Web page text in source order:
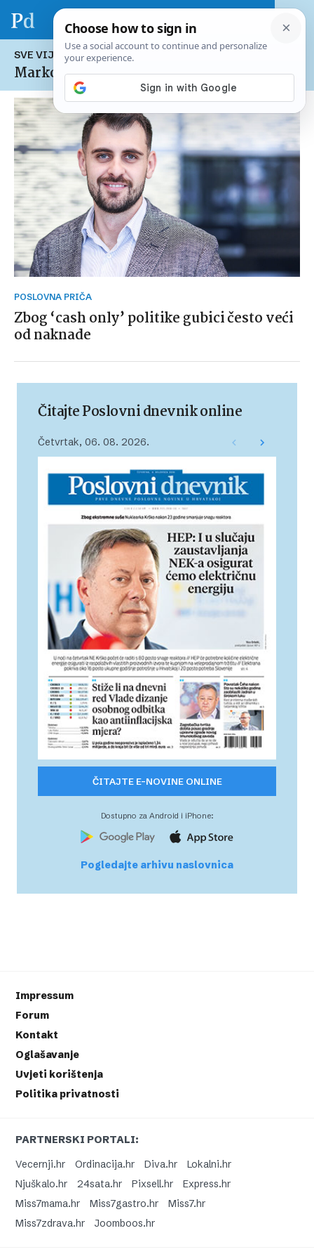
SVE VIJESTI NA TEMU:
Marko Henrik Marinšek
POSLOVNA PRIČA
Zbog ‘cash only’ politike gubici često veći
od naknade
Čitajte Poslovni dnevnik online
Četvrtak, 06. 08. 2026.
ČITAJTE E-NOVINE ONLINE
Dostupno za Android i iPhone:
Pogledajte arhivu naslovnica
Impressum
Forum
Kontakt
Oglašavanje
Uvjeti korištenja
Politika privatnosti
PARTNERSKI PORTALI:
Vecernji.hr
Ordinacija.hr Diva.hr
Lokalni.hr
Njuškalo.hr
24sata.hr Pixsell.hr
Express.hr
Miss7mama.hr
Miss7gastro.hr
Miss7.hr
Miss7zdrava.hr
Joomboos.hr